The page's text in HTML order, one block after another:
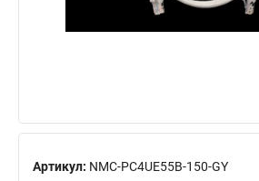
Артикул: NMC-PC4UE55B-150-GY